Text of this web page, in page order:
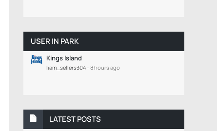
USER IN PARK
Kings Island
liam_sellers304- 8 hours ago
LATEST POSTS